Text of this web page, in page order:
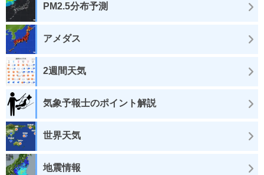
PM2.5分布予測
アメダス
2週間天気
気象予報士のポイント解説
世界天気
地震情報